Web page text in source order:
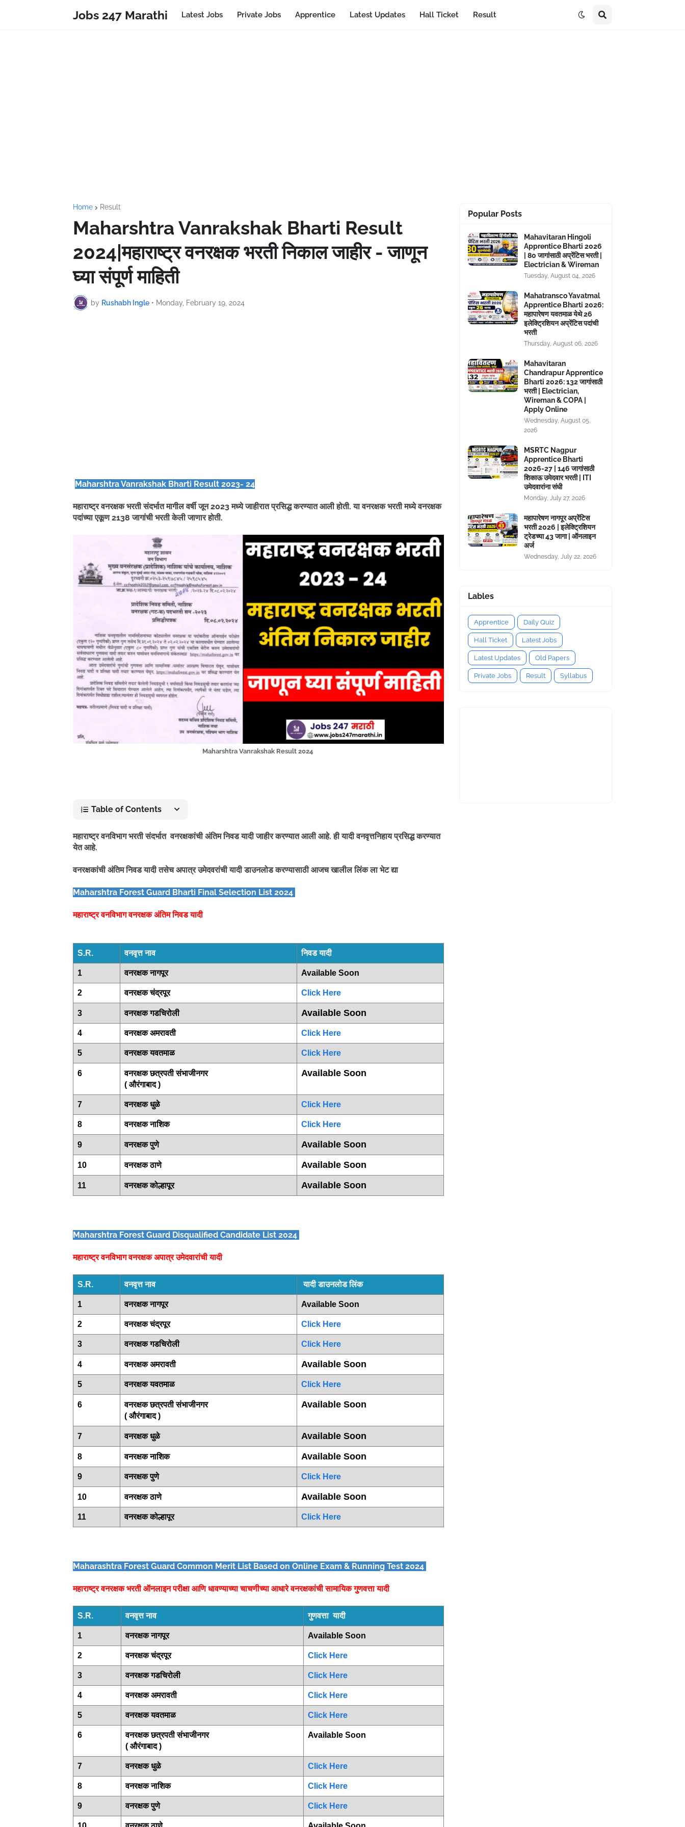
Jobs 247 Marathi Latest Jobs Private Jobs Apprentice Latest Updates Hall Ticket Result
Home Result
Maharshtra Vanrakshak Bharti Result
2024|महाराष्ट्र वनरक्षक भरती निकाल जाहीर - जाणून
घ्या संपूर्ण माहिती
by Rushabh Ingle • Monday, February 19, 2024
Maharshtra Vanrakshak Bharti Result 2023- 24
महाराष्ट्र वनरक्षक भरती संदर्भात मागील वर्षी जून 2023 मध्ये जाहीरात प्रसिद्ध करण्यात आली होती. या वनरक्षक भरती मध्ये वनरक्षक
पदांच्या एकूण 2138 जागांची भरती केली जाणार होती.
Maharshtra Vanrakshak Result 2024
Table of Contents
महाराष्ट्र वनविभाग भरती संदर्भात वनरक्षकांची अंतिम निवड यादी जाहीर करण्यात आली आहे. ही यादी वनवृत्तनिहाय प्रसिद्ध करण्यात
येत आहे.
वनरक्षकांची अंतिम निवड यादी तसेच अपात्र उमेदवरांची यादी डाउनलोड करण्यासाठी आजच खालील लिंक ला भेट द्या
Maharshtra Forest Guard Bharti Final Selection List 2024
महाराष्ट्र वनविभाग वनरक्षक अंतिम निवड यादी
S.R. वनवृत्त नाव निवड यादी
1 वनरक्षक नागपूर Available Soon
2 वनरक्षक चंद्रपूर Click Here
3 वनरक्षक गडचिरोली Available Soon
4 वनरक्षक अमरावती Click Here
5 वनरक्षक यवतमाळ Click Here
6
वनरक्षक छत्रपती संभाजीनगर
( औरंगाबाद )
Available Soon
7 वनरक्षक धुळे Click Here
8 वनरक्षक नाशिक Click Here
9 वनरक्षक पुणे Available Soon
10 वनरक्षक ठाणे Available Soon
11 वनरक्षक कोल्हापूर Available Soon
Maharshtra Forest Guard Disqualified Candidate List 2024
महाराष्ट्र वनविभाग वनरक्षक अपात्र उमेदवारांची यादी
S.R. वनवृत्त नाव यादी डाउनलोड लिंक
1 वनरक्षक नागपूर Available Soon
2 वनरक्षक चंद्रपूर Click Here
3 वनरक्षक गडचिरोली Click Here
4 वनरक्षक अमरावती Available Soon
5 वनरक्षक यवतमाळ Click Here
6
वनरक्षक छत्रपती संभाजीनगर
( औरंगाबाद )
Available Soon
7 वनरक्षक धुळे Available Soon
8 वनरक्षक नाशिक Available Soon
9 वनरक्षक पुणे Click Here
10 वनरक्षक ठाणे Available Soon
11 वनरक्षक कोल्हापूर Click Here
Maharashtra Forest Guard Common Merit List Based on Online Exam & Running Test 2024
महाराष्ट्र वनरक्षक भरतीऑनलाइन परीक्षा आणि धावण्याच्या चाचणीच्या आधारे वनरक्षकांची सामायिक गुणवत्ता यादी
S.R. वनवृत्त नाव गुणवत्ता यादी
1 वनरक्षक नागपूर Available Soon
2 वनरक्षक चंद्रपूर Click Here
3 वनरक्षक गडचिरोली Click Here
4 वनरक्षक अमरावती Click Here
5 वनरक्षक यवतमाळ Click Here
6
वनरक्षक छत्रपती संभाजीनगर
( औरंगाबाद )
Available Soon
7 वनरक्षक धुळे Click Here
8 वनरक्षक नाशिक Click Here
9 वनरक्षक पुणे Click Here
Popular Posts
Mahavitaran Hingoli
Apprentice Bharti 2026
| 80 जागांसाठी अप्रेंटिस भरती |
Electrician & Wireman
Tuesday, August 04, 2026
Mahatransco Yavatmal
Apprentice Bharti 2026:
महापारेषण यवतमाळ येथे 26
इलेक्ट्रिशियन अप्रेंटिस पदांची
भरती
Thursday, August 06, 2026
Mahavitaran
Chandrapur Apprentice
Bharti 2026: 132 जागांसाठी
भरती | Electrician,
Wireman & COPA |
Apply Online
Wednesday, August 05,
2026
MSRTC Nagpur
Apprentice Bharti
2026-27 | 146 जागांसाठी
शिकाऊ उमेदवार भरती | ITI
उमेदवारांना संधी
Monday, July 27, 2026
महापारेषण नागपूर अप्रेंटिस
भरती 2026 | इलेक्ट्रिशियन
ट्रेडच्या 43 जागा | ऑनलाइन
अर्ज
Wednesday, July 22, 2026
Lables
Apprentice Daily Quiz
Hall Ticket Latest Jobs
Latest Updates Old Papers
Private Jobs Result Syllabus